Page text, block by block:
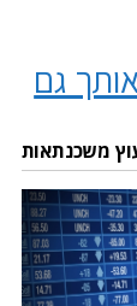
אותך גם
משכנתאות